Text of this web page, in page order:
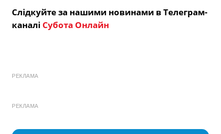
Слідкуйте за нашими новинами в Телеграм-
каналі Субота Онлайн
РЕКЛАМА
РЕКЛАМА